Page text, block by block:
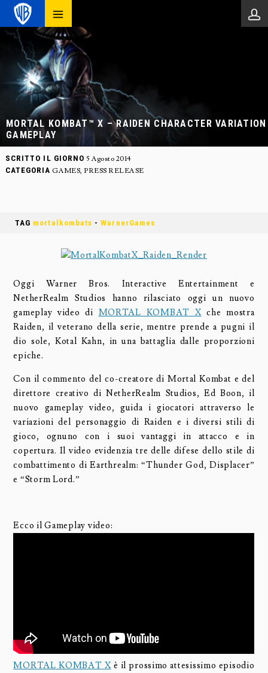
MORTAL KOMBAT™ X – RAIDEN CHARACTER VARIATION
GAMEPLAY
SCRITTO IL GIORNO 5 Agosto 2014
CATEGORIA GAMES, PRESS RELEASE
TAG mortalkombatx -WarnerGames
Oggi Warner Bros. Interactive Entertainment e
NetherRealm Studios hanno rilasciato oggi un nuovo
gameplay video di MORTAL KOMBAT Xche mostra
Raiden, il veterano della serie, mentre prende a pugni il
dio sole, Kotal Kahn, in una battaglia dalle proporzioni
epiche.
Con il commento del co-creatore di Mortal Kombat e del
direttore creativo di NetherRealm Studios, Ed Boon, il
nuovo gameplay video, guida i giocatori attraverso le
variazioni del personaggio di Raiden e i diversi stili di
gioco, ognuno con i suoi vantaggi in attacco e in
copertura. Il video evidenzia tre delle difese dello stile di
combattimento di Earthrealm: “Thunder God, Displacer”
e “Storm Lord.”
Ecco il Gameplay video:
MORTAL KOMBAT Xè il prossimo attesissimo episodio